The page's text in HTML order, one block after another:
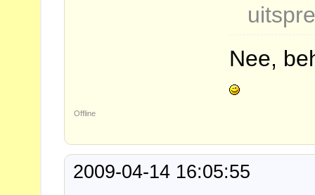
Nee,
Offline
2009-04-14 16:05:55